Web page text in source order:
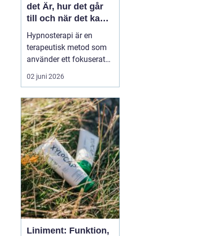
det Är, hur det går
till och när det kan
hjälpa
Hypnosterapi är en
terapeutisk metod som
använder ett fokuserat
och avslappnat
sinnestillstånd för att
undermedvetna. Genom
att kombinera
samtalsterapi med
hypnos kan människor
förändra reaktioner,
känslor och beteenden
som läng...
02 juni 2026
Liniment: Funktion,